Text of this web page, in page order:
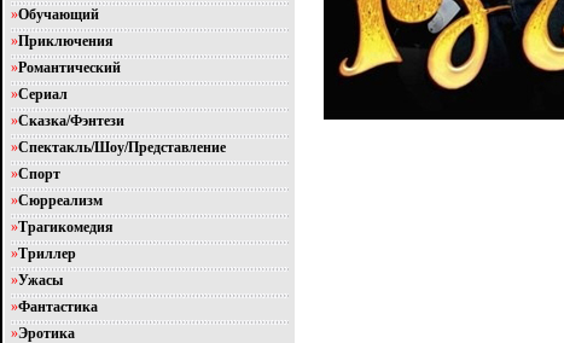
»Обучающий
»Приключения
»Романтический
»Сериал
»Сказка/Фэнтези
»Спектакль/Шоу/Представление
»Спорт
»Сюрреализм
»Трагикомедия
»Триллер
»Ужасы
»Фантастика
»Эротика